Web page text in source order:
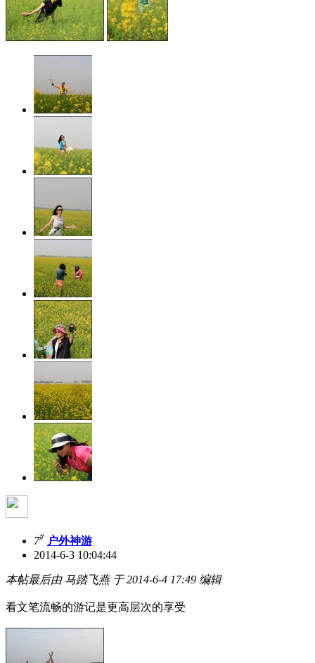
7# 户外神游
2014-6-3 10:04:44
本帖最后由 马踏飞燕 于 2014-6-4 17:49 编辑
看文笔流畅的游记是更高层次的享受